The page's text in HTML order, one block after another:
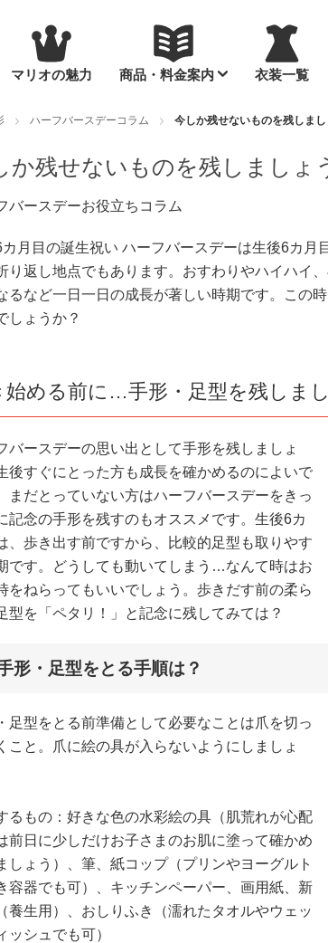
マリオの魅力 商品・料金案内 衣装一覧
ハーフバースデーコラム 今しか残せないものを残しま
か残せないものを残しまし
バースデーお役立ちコラム
月目の誕生祝い ハーフバースデーは生後6カ月
り返し地点でもあります。おすわりやハイハイ
るなど一日一日の成長が著しい時期です。この
しょうか？
始める前に…手形・足型を残しまし
バースデーの思い出として手形を残しましょ
後すぐにとった方も成長を確かめるのによいで
まだとっていない方はハーフバースデーをきっ
記念の手形を残すのもオススメです。生後6カ
、歩き出す前ですから、比較的足型も取りやす
です。どうしても動いてしまう…なんて時はお
をねらってもいいでしょう。歩きだす前の柔ら
型を「ペタリ！」と記念に残してみては？
形・足型をとる手順は？
足型をとる前準備として必要なことは爪を切っ
こと。爪に絵の具が入らないようにしましょ
るもの：好きな色の水彩絵の具（肌荒れが心配
前日に少しだけお子さまのお肌に塗って確かめ
しょう）、筆、紙コップ（プリンやヨーグルト
容器でも可）、キッチンペーパー、画用紙、新
養生用）、おしりふき（濡れたタオルやウェッ
ッシュでも可）